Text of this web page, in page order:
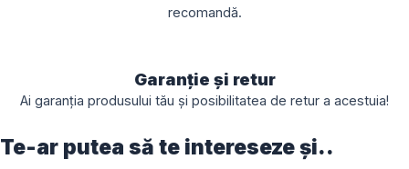
recomandă.
Garanție și retur
Ai garanția produsului tău și posibilitatea de retur a acestuia!
Te-ar putea să te intereseze și..